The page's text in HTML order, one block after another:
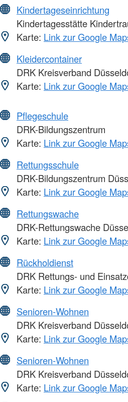
Kindertageseinrichtung
Kindertagesstätte
Karte: Link zur Google
Kleidercontainer
DRK Kreisverband
Karte: Link zur Google
Pflegeschule
DRK-Bildungszentrum
Karte: Link zur Google
Rettungsschule
DRK-Bildungszentrum
Karte: Link zur Google
Rettungswache
DRK-Rettungswache
Karte: Link zur Google
Rückholdienst
DRK Rettungs- und
Karte: Link zur Google
Senioren-Wohnen
DRK Kreisverband
Karte: Link zur Google
Senioren-Wohnen
DRK Kreisverband
Karte: Link zur Google